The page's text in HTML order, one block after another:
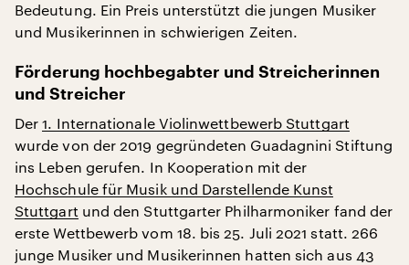
Bedeutung. Ein Preis unterstützt die jungen Musiker
und Musikerinnen in schwierigen Zeiten.
Förderung hochbegabter und Streicherinnen
und Streicher
Der1. Internationale Violinwettbewerb Stuttgart
wurde von der 2019 gegründeten Guadagnini Stiftung
ins Leben gerufen. In Kooperation mit der
Hochschule für Musik und Darstellende Kunst
Stuttgart und den Stuttgarter Philharmoniker fand der
erste Wettbewerb vom 18. bis 25. Juli 2021 statt. 266
junge Musiker und Musikerinnen hatten sich aus 43